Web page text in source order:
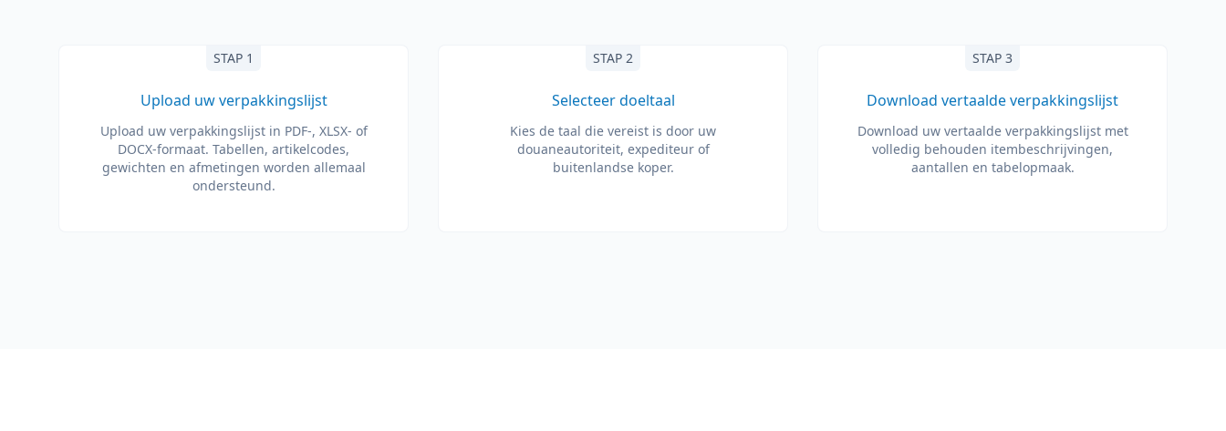
STAP 1
Upload uw verpakkingslijst
Upload uw verpakkingslijst in PDF-, XLSX- of
DOCX-formaat. Tabellen, artikelcodes,
gewichten en afmetingen worden allemaal
ondersteund.
STAP 2
Selecteer doeltaal
Kies de taal die vereist is door uw
douaneautoriteit, expediteur of
buitenlandse koper.
STAP 3
Download vertaalde verpakkingslijst
Download uw vertaalde verpakkingslijst met
volledig behouden itembeschrijvingen,
aantallen en tabelopmaak.